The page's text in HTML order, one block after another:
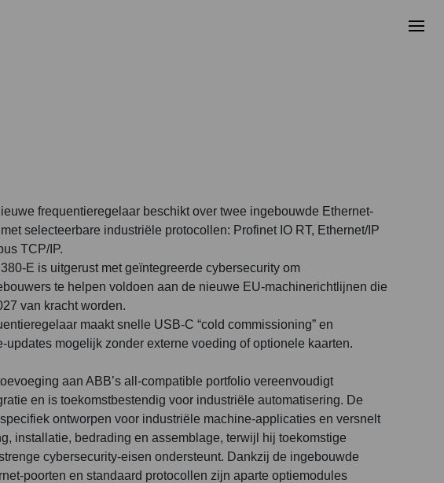
frequentieregelaar beschikt over twee ingebouwde Ethernet-
selecteerbare industriële protocollen: Profinet IO RT, Ethernet/IP
TCP/IP.
E is uitgerust met geïntegreerde cybersecurity om
te helpen voldoen aan de nieuwe EU-machinerichtlijnen die
van kracht worden.
maakt snelle USB-C “cold commissioning” en
updates mogelijk zonder externe voeding of optionele kaarten.
aan ABB’s all-compatible portfolio vereenvoudigt
en is toekomstbestendig voor industriële automatisering. De
ontworpen voor industriële machine-applicaties en versnelt
installatie, bedrading en assemblage, terwijl hij toekomstige
cybersecurity-eisen ondersteunt. Dankzij de ingebouwde
poorten en standaard protocollen zijn aparte optiemodules